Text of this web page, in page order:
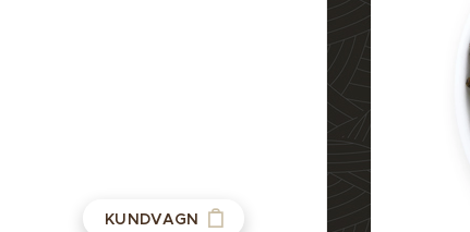
KUNDVAGN